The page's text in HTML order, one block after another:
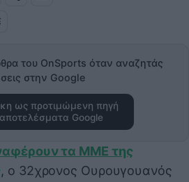
του OnSports όταν αναζητάς
στην Google
ως προτιμώμενη πηγή
Google
τα ΜΜΕ της
, ο 32χρονος Ουρουγουανός